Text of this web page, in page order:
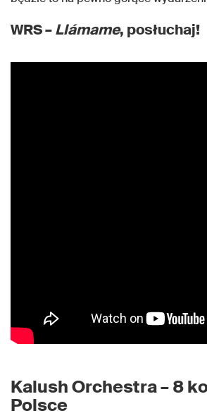
WRS –Llámame, posłuchaj!
Kalush Orchestra – 8
Polsce